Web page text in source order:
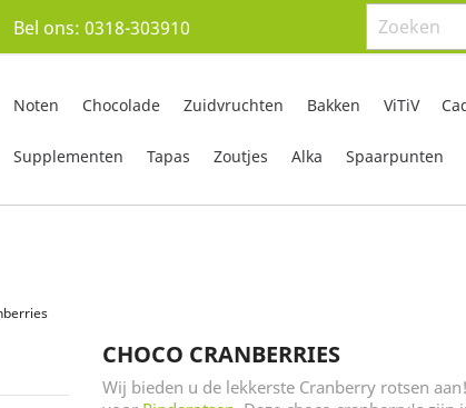
Bel ons: 0318-303910
Noten Chocolade Zuidvruchten Bakken ViTiV
Supplementen Tapas Zoutjes Alka Spaarpunten
CHOCO CRANBERRIES
Wij bieden u de lekkerste Cranberry rotsen